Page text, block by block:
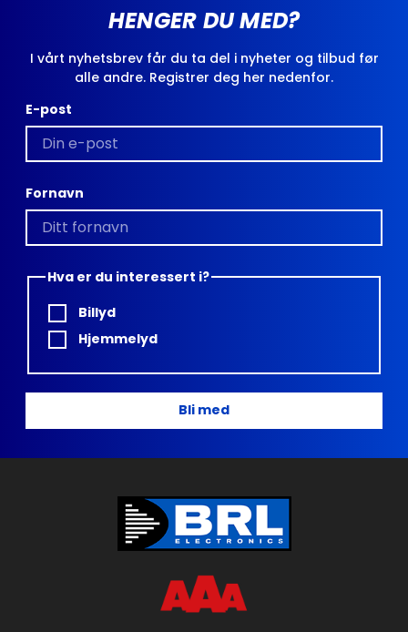
HENGER DU MED?
I vårt nyhetsbrev får du ta del i nyheter og tilbud før
alle andre. Registrer deg her nedenfor.
E-post
Fornavn
Hva er du interessert i?
Billyd
Hjemmelyd
Bli med